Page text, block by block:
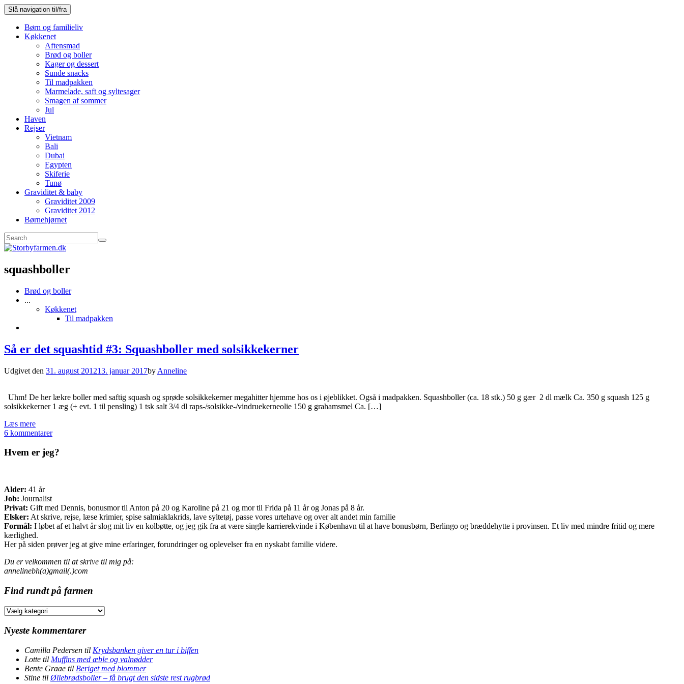
Slå navigation til/fra
Børn og familieliv
Køkkenet
Aftensmad
Brød og boller
Kager og dessert
Sunde snacks
Til madpakken
Marmelade, saft og syltesager
Smagen af sommer
Jul
Haven
Rejser
Vietnam
Bali
Dubai
Egypten
Skiferie
Tunø
Graviditet & baby
Graviditet 2009
Graviditet 2012
Børnehjørnet
squashboller
Brød og boller
...
Køkkenet
Til madpakken
Så er det squashtid #3: Squashboller med solsikkekerner
Udgivet den 31. august 201213. januar 2017by Anneline
Uhm! De her lækre boller med saftig squash og sprøde solsikkekerner megahitter hjemme hos os i øjeblikket. Også i madpakken. Squashboller (ca. 18 stk.) 50 g gær 2 dl mælk Ca. 350 g squash 125 g
solsikkekerner 1 æg (+ evt. 1 til pensling) 1 tsk salt 3/4 dl raps-/solsikke-/vindruekerneolie 150 g grahamsmel Ca. […]
Læs mere
6 kommentarer
Hvem er jeg?
Alder: 41 år
Job: Journalist
Privat: Gift med Dennis, bonusmor til Anton på 20 og Karoline på 21 og mor til Frida på 11 år og Jonas på 8 år.
Elsker: At skrive, rejse, læse krimier, spise salmiaklakrids, lave syltetøj, passe vores urtehave og over alt andet min familie
Formål: I løbet af et halvt år slog mit liv en kolbøtte, og jeg gik fra at være single karrierekvinde i København til at have bonusbørn, Berlingo og bræddehytte i provinsen. Et liv med mindre fritid og mere
kærlighed.
Her på siden prøver jeg at give mine erfaringer, forundringer og oplevelser fra en nyskabt familie videre.
Du er velkommen til at skrive til mig på:
annelinebh(a)gmail(.)com
Find rundt på farmen
Find
på
farmen
Nyeste kommentarer
Camilla Pedersen til Krydsbanken giver en tur i biffen
Lotte til Muffins med æble og valnødder
Bente Graae til Beriget med blommer
Stine til Øllebrødsboller – få brugt den sidste rest rugbrød